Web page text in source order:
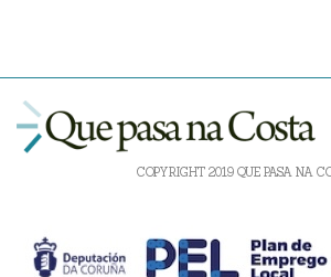
COPYRIGHT 2019 QUE PASA NA